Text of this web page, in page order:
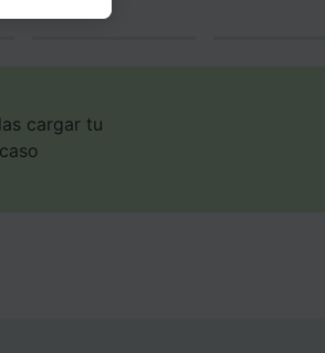
cargar tu
la
ello.
las